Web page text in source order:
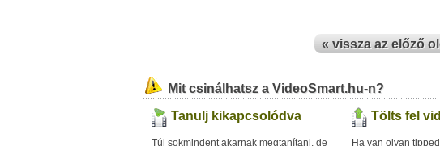
« vissza az előző
Mit csinálhatsz a VideoSmart.hu-n?
Tanulj kikapcsolódva
Túl sokmindent akarnak megtanítani, de
Tölts fel
Ha van olyan